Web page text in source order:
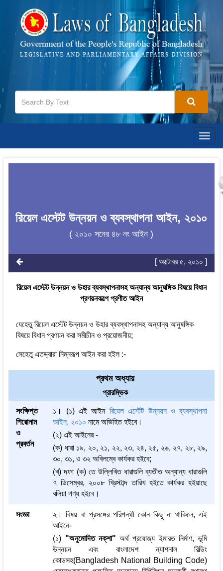
রিয়েল এস্টেট উন্নয়ন ও ব্যবস্থাপনা আইন, ২০১০
( ২০১০ সনের ৪৮ নং আইন )
[ অক্টোবর ৫, ২০১০ ]
রিয়েল এস্টেট উন্নয়ন ও উহার ব্যবস্থাপনাসহ অন্যান্য আনুষঙ্গিক বিষয়ে বিধান
প্রণয়নকল্পে প্রণীত আইন
যেহেতু রিয়েল এস্টেট উন্নয়ন ও উহার ব্যবস্থাপনাসহ অন্যান্য আনুষঙ্গিক
বিষয়ে বিধান প্রণয়ন করা সমীচীন ও প্রয়োজনীয়;
সেহেতু এতদ্দ্বারা নিম্নরূপ আইন করা হইল :-
প্রথম অধ্যায়
প্রারম্ভিক
সংক্ষিপ্ত
শিরোনাম
ও
প্রবর্তন
১। (১) এই আইন রিয়েল এস্টেট উন্নয়ন ও ব্যবস্থাপনা
আইন, ২০১০ নামে অভিহিত হইবে।
(২) এই আইনের -
(ক) ধারা ১৯, ২০, ২১, ২২, ২৩, ২৪, ২৫, ২৬, ২৭, ২৮, ২৯,
৩০, ৩১, ও ৩২ অবিলম্বে কার্যকর হইবে;
(খ) দফা (ক) তে উল্লিখিত ধারাগুলি ব্যতীত অন্যান্য ধারাগুলি
৭ ডিসেম্বর, ২০০৮ খ্রিস্টাব্দ তারিখ হইতে কার্যকর হইয়াছে
বলিয়া গণ্য হইবে।
সংজ্ঞা
২। বিষয় বা প্রসঙ্গের পরিপন্থী কোন কিছু না থাকিলে, এই
আইনে-
(১) "অনুমোদিত নক্‌শা" অর্থ প্রযোজ্য ইমারত নির্মাণ, ভূমি
উন্নয়ন এবং বাংলাদেশ ন্যাশনাল বিল্ডিং
কোডসহ(Bangladesh National Building Code)